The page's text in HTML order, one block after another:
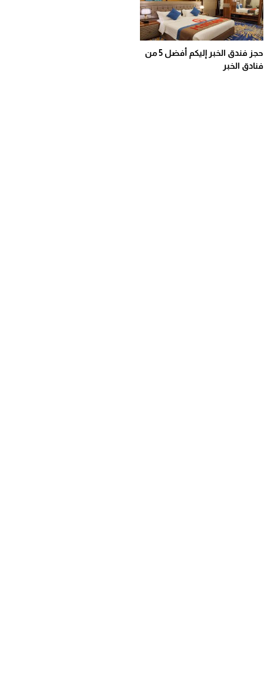
حجز فندق الخبر إليكم أفضل 5 من
فنادق الخبر